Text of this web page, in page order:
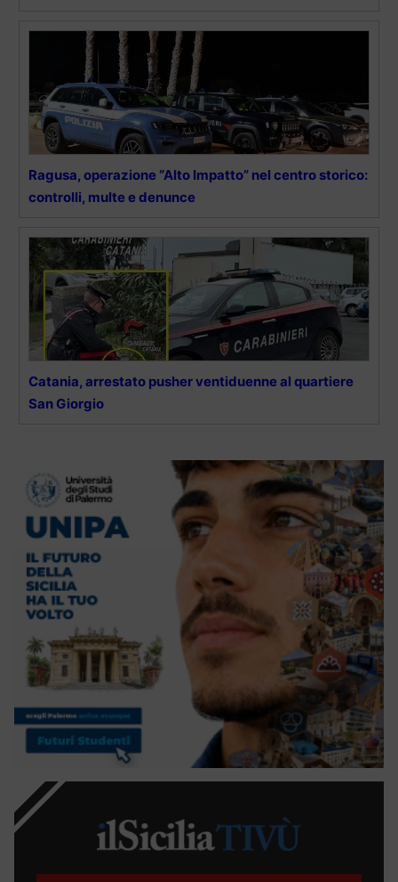
Ragusa, operazione “Alto Impatto” nel centro storico:
controlli, multe e denunce
Catania, arrestato pusher ventiduenne al quartiere
San Giorgio